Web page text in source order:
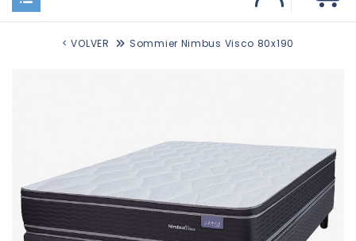
< VOLVER Sommier Nimbus Visco 80x190